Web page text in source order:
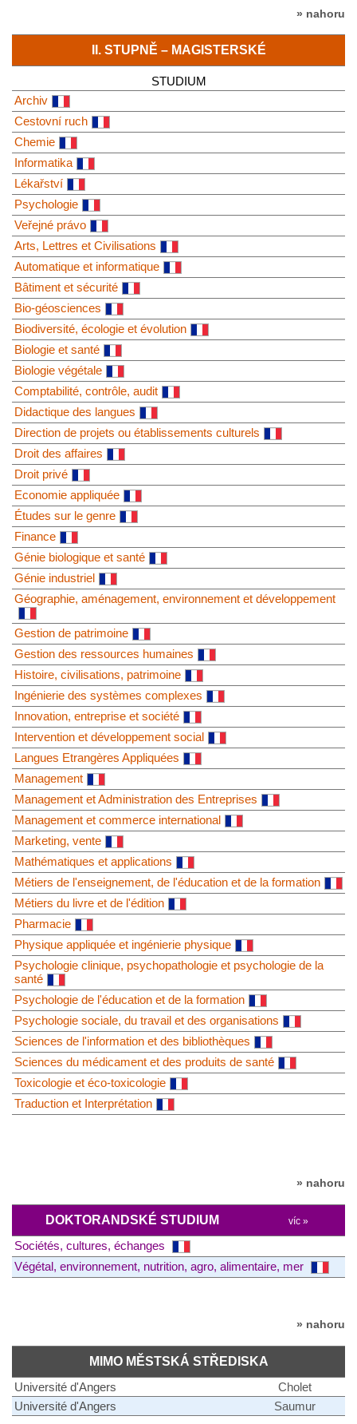
» nahoru
II. STUPNĚ – MAGISTERSKÉ
STUDIUM
Archiv
Cestovní ruch
Chemie
Informatika
Lékařství
Psychologie
Veřejné právo
Arts, Lettres et Civilisations
Automatique et informatique
Bâtiment et sécurité
Bio-géosciences
Biodiversité, écologie et évolution
Biologie et santé
Biologie végétale
Comptabilité, contrôle, audit
Didactique des langues
Direction de projets ou établissements culturels
Droit des affaires
Droit privé
Economie appliquée
Études sur le genre
Finance
Génie biologique et santé
Génie industriel
Géographie, aménagement, environnement et développement
Gestion de patrimoine
Gestion des ressources humaines
Histoire, civilisations, patrimoine
Ingénierie des systèmes complexes
Innovation, entreprise et société
Intervention et développement social
Langues Etrangères Appliquées
Management
Management et Administration des Entreprises
Management et commerce international
Marketing, vente
Mathématiques et applications
Métiers de l'enseignement, de l'éducation et de la formation
Métiers du livre et de l'édition
Pharmacie
Physique appliquée et ingénierie physique
Psychologie clinique, psychopathologie et psychologie de la
santé
Psychologie de l'éducation et de la formation
Psychologie sociale, du travail et des organisations
Sciences de l'information et des bibliothèques
Sciences du médicament et des produits de santé
Toxicologie et éco-toxicologie
Traduction et Interprétation
» nahoru
DOKTORANDSKÉ STUDIUM víc »
Sociétés, cultures, échanges
Végétal, environnement, nutrition, agro, alimentaire, mer
» nahoru
MIMO MĚSTSKÁ STŘEDISKA
Université d'Angers
Cholet
Université d'Angers
Saumur